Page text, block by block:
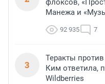
флоксов,
Манежа и
92 935 7
3
Теракты
Ким ответила,
Wildberries